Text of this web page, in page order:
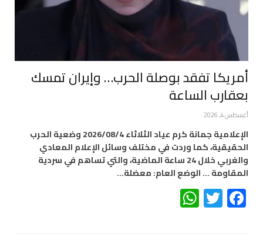
أمريكا تفقد بوصلة الحرب… وإيران تمسك
بعقارب الساعة
أغسطس 4, 2026
الإعلامية جمانة كرم عياد الثلاثاء 2026/08/4 وضعية الحرب
الحقيقية، كما وردت في مختلف وسائل الإعلام المعادي
والغربي خلال 24 ساعة الماضية، والتي تساهم في سردية
المقاومة … الوضع العام: معضلة…
Facebook
Twitter